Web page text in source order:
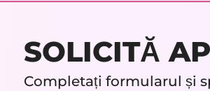
SOLICITĂ
Completați formularul și